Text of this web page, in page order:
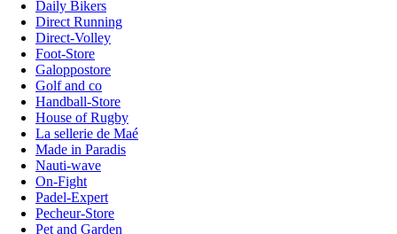
Daily Bikers
Direct Running
Direct-Volley
Foot-Store
Galoppostore
Golf and co
Handball-Store
House of Rugby
La sellerie de Maé
Made in Paradis
Nauti-wave
On-Fight
Padel-Expert
Pecheur-Store
Pet and Garden